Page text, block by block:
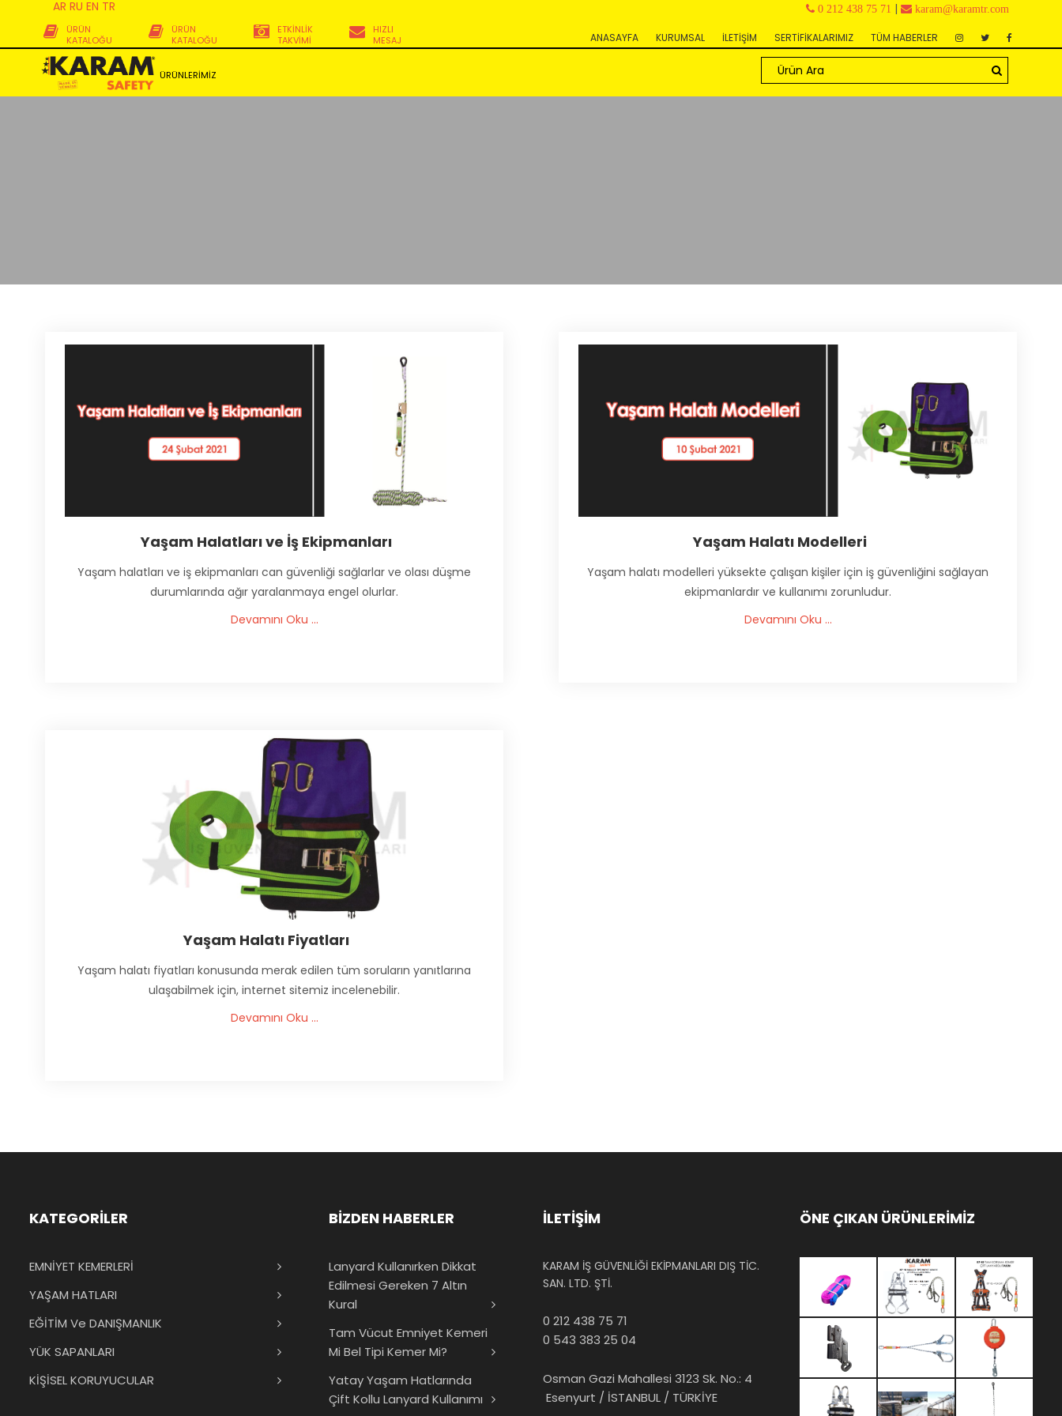
AR RU EN TR 0 212 438 75 71 | karam@karamtr.com
TÜM HABERLER
SERTİFİKALARIMIZ
İLETİŞİM
KURUMSAL
ANASAYFA
HIZLI
MESAJ
ETKİNLİK
TAKVİMİ
ÜRÜN
KATALOĞU
ÜRÜN
KATALOĞU
ÜRÜNLERİMİZ
Yaşam Halatları ve İş Ekipmanları
Yaşam halatları ve iş ekipmanları can güvenliği sağlarlar ve olası düşme
durumlarında ağır yaralanmaya engel olurlar.
Devamını Oku ...
Yaşam Halatı Modelleri
Yaşam halatı modelleri yüksekte çalışan kişiler için iş güvenliğini sağlayan
ekipmanlardır ve kullanımı zorunludur.
Devamını Oku ...
Yaşam Halatı Fiyatları
Yaşam halatı fiyatları konusunda merak edilen tüm soruların yanıtlarına
ulaşabilmek için, internet sitemiz incelenebilir.
Devamını Oku ...
KATEGORİLER
EMNİYET KEMERLERİ
YAŞAM HATLARI
EĞİTİM Ve DANIŞMANLIK
YÜK SAPANLARI
KİŞİSEL KORUYUCULAR
BİZDEN HABERLER
Lanyard Kullanırken Dikkat
Edilmesi Gereken 7 Altın
Kural
Tam Vücut Emniyet Kemeri
Mi Bel Tipi Kemer Mi?
Yatay Yaşam Hatlarında
Çift Kollu Lanyard Kullanımı
İLETİŞİM
KARAM İŞ GÜVENLİĞİ EKİPMANLARI DIŞ TİC.
SAN. LTD. ŞTİ.
0 212 438 75 71
0 543 383 25 04
Osman Gazi Mahallesi 3123 Sk. No.: 4
Esenyurt / İSTANBUL / TÜRKİYE
ÖNE ÇIKAN ÜRÜNLERİMİZ